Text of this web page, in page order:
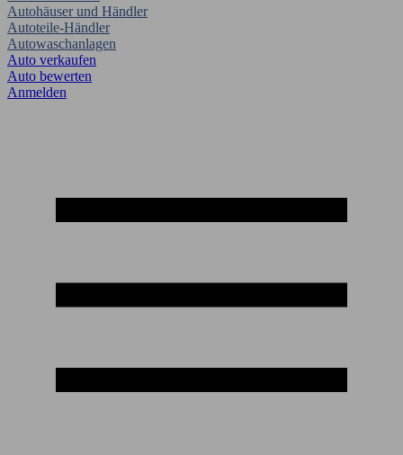
Autohäuser und Händler
Autoteile-Händler
Autowaschanlagen
Auto verkaufen
Auto bewerten
Anmelden